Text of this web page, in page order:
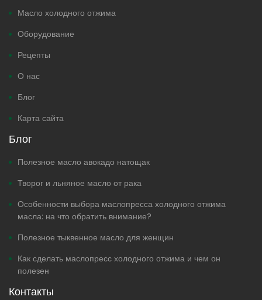
Масло холодного отжима
Оборудование
Рецепты
О нас
Блог
Карта сайта
Блог
Полезное масло авокадо натощак
Творог и льняное масло от рака
Особенности выбора маслопресса холодного отжима
масла: на что обратить внимание?
Полезное тыквенное масло для женщин
Как сделать маслопресс холодного отжима и чем он
полезен
Контакты